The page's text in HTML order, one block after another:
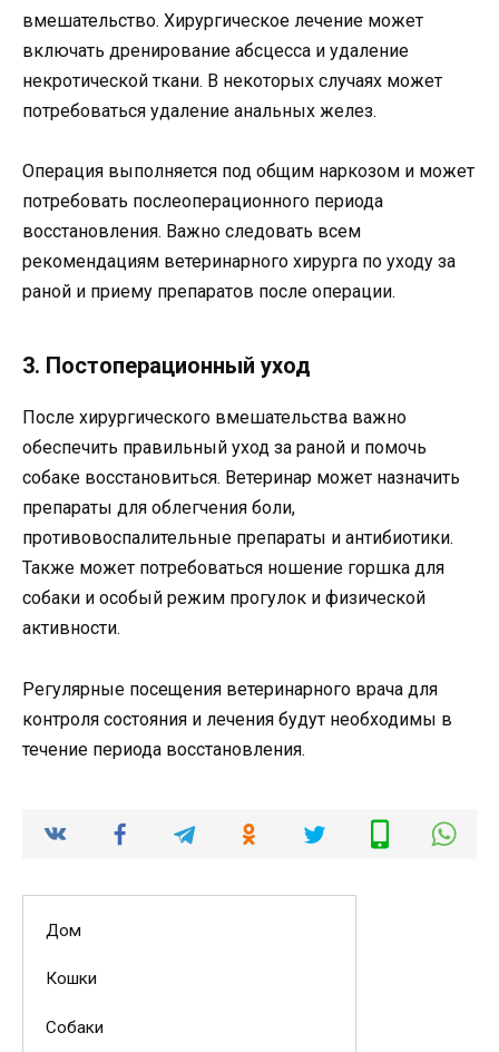
вмешательство. Хирургическое лечение может
включать дренирование абсцесса и удаление
некротической ткани. В некоторых случаях может
потребоваться удаление анальных желез.
Операция выполняется под общим наркозом и может
потребовать послеоперационного периода
восстановления. Важно следовать всем
рекомендациям ветеринарного хирурга по уходу за
раной и приему препаратов после операции.
3. Постоперационный уход
После хирургического вмешательства важно
обеспечить правильный уход за раной и помочь
собаке восстановиться. Ветеринар может назначить
препараты для облегчения боли,
противовоспалительные препараты и антибиотики.
Также может потребоваться ношение горшка для
собаки и особый режим прогулок и физической
активности.
Регулярные посещения ветеринарного врача для
контроля состояния и лечения будут необходимы в
течение периода восстановления.
Дом
Кошки
Собаки